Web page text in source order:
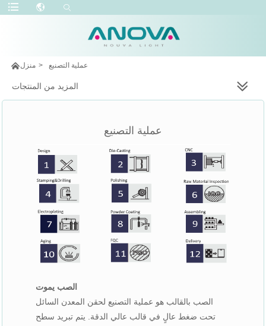
منزل > عملية التصنيع
المزيد من المنتجات
عملية التصنيع
الصب يموت
الصب بالقالب هو عملية التصنيع لحقن المعدن السائل
تحت ضغط عالٍ في قالب عالي الدقة. يتم تبريد سطح